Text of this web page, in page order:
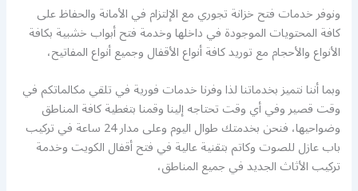
ونوفر خدمات فتح خزانة تجوري مع الإلتزام في الأمانة والحفاظ على
كافة المحتويات الموجودة في داخلها وخدمة فتح أبواب خشبية بكافة
الأنواع والأحجام مع توريد كافة أنواع الأقفال وجميع أنواع المفاتيح،
وبما أننا نتميز بخدماتنا لذا وفرنا خدمات فورية في تلقي مكالماتكم في
وقت قصير وفي أي وقت تحتاجه إلينا وقمنا بتغطية كافة المناطق
وضواحيها، فنحن بخدمتك طوال اليوم وعلى مدار 24 ساعة في تركيب
باب عازل للصوت وكاتم بتقنية عالية في فتح أقفال الكويت وخدمة
تركيب الأثاث الجديد في جميع المناطق،